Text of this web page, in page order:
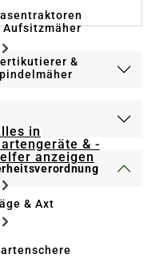
Aufsitzmäher
&
in
& -
anzeigen
& Axt